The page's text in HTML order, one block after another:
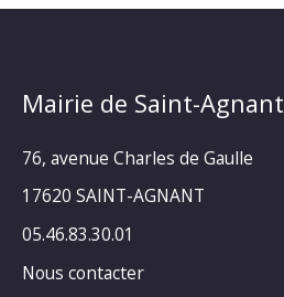
Mairie de Saint-Agnant
76, avenue Charles de Gaulle
17620 SAINT-AGNANT
05.46.83.30.01
Nous contacter